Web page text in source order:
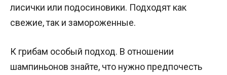
лисички или подосиновики. Подходят как
свежие, так и замороженные.
К грибам особый подход. В отношении
шампиньонов знайте, что нужно предпочесть